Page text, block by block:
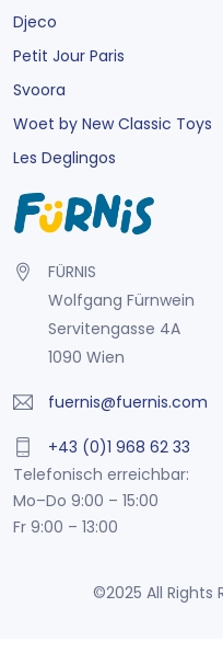
Djeco
Petit Jour Paris
Svoora
Woet by New Classic Toys
Les Deglingos
FÜRNIS
Wolfgang Fürnwein
Servitengasse 4A
1090 Wien
fuernis@fuernis.com
+43 (0)1 968 62 33
Telefonisch erreichbar:
Mo–Do 9:00 – 15:00
Fr 9:00 – 13:00
©2025 All Rights